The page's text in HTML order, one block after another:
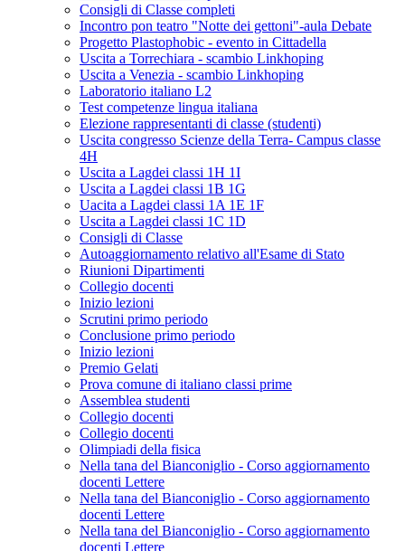
Consigli di Classe completi
Incontro pon teatro "Notte dei gettoni"-aula Debate
Progetto Plastophobic - evento in Cittadella
Uscita a Torrechiara - scambio Linkhoping
Uscita a Venezia - scambio Linkhoping
Laboratorio italiano L2
Test competenze lingua italiana
Elezione rappresentanti di classe (studenti)
Uscita congresso Scienze della Terra- Campus classe
4H
Uscita a Lagdei classi 1H 1I
Uscita a Lagdei classi 1B 1G
Uacita a Lagdei classi 1A 1E 1F
Uscita a Lagdei classi 1C 1D
Consigli di Classe
Autoaggiornamento relativo all'Esame di Stato
Riunioni Dipartimenti
Collegio docenti
Inizio lezioni
Scrutini primo periodo
Conclusione primo periodo
Inizio lezioni
Premio Gelati
Prova comune di italiano classi prime
Assemblea studenti
Collegio docenti
Collegio docenti
Olimpiadi della fisica
Nella tana del Bianconiglio - Corso aggiornamento
docenti Lettere
Nella tana del Bianconiglio - Corso aggiornamento
docenti Lettere
Nella tana del Bianconiglio - Corso aggiornamento
docenti Lettere